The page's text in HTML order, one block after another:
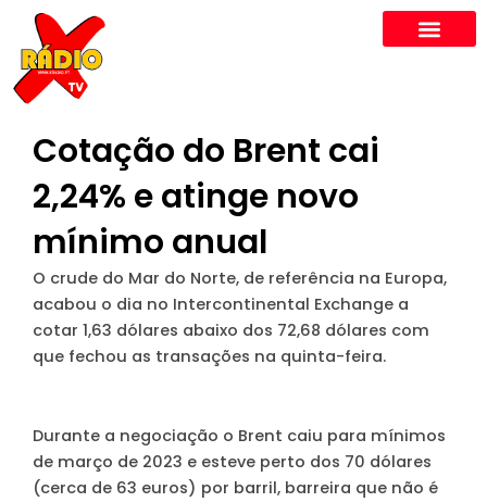
content
Cotação do Brent cai
2,24% e atinge novo
mínimo anual
O crude do Mar do Norte, de referência na Europa,
acabou o dia no Intercontinental Exchange a
cotar 1,63 dólares abaixo dos 72,68 dólares com
que fechou as transações na quinta-feira.
Durante a negociação o Brent caiu para mínimos
de março de 2023 e esteve perto dos 70 dólares
(cerca de 63 euros) por barril, barreira que não é